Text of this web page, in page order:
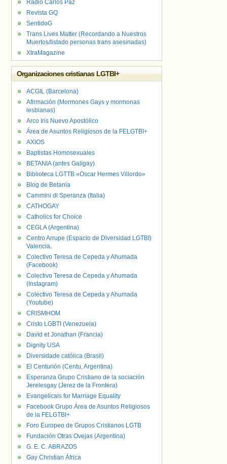
Radio Carlos Paz
Revista GQ
SentidoG
Trans Lives Matter (Recordando a Nuestros
Muertos/listado personas trans asesinadas)
XtraMagazine
Organizaciones cristianas LGTBI+
ACGIL (Barcelona)
Afirmación (Mormones Gays y mormonas
lesbianas)
Arco Iris Nuevo Apostólico
Área de Asuntos Religiosos de la FELGTBI+
AXIOS
Baptistas Homosexuales
BETANIA (antes Galigay)
Biblioteca LGTTB «Oscar Hermes Villordo»
Blog de Betania
Cammini di Speranza (Italia)
CATHOGAY
Catholics for Choice
CEGLA (Argentina)
Centro Arrupe (Espacio de Diversidad LGTBI)
Valencia.
Colectivo Teresa de Cepeda y Ahumada
(Facebook)
Colectivo Teresa de Cepeda y Ahumada
(Instagram)
Colectivo Teresa de Cepeda y Ahumada
(Youtube)
CRISMHOM
Cristo LGBTI (Venezuela)
David et Jonathan (Francia)
Dignity USA
Diversidade católica (Brasil)
El Centurión (Centu, Argentina)
Esperanza Grupo Cristiano de la sociación
Jerelesgay (Jerez de la Frontera)
Evangelicals for Marriage Equality
Facebook Grupo Área de Asuntos Religiosos
de la FELGTBI+
Foro Europeo de Grupos Cristianos LGTB
Fundación Otras Ovejas (Argentina)
G. E. C. ABRAZOS
Gay Christian África